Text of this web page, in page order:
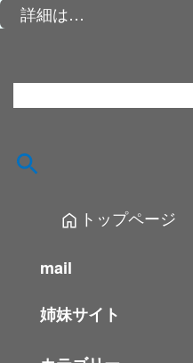
詳細は…
home トップページ
mail
姉妹サイト